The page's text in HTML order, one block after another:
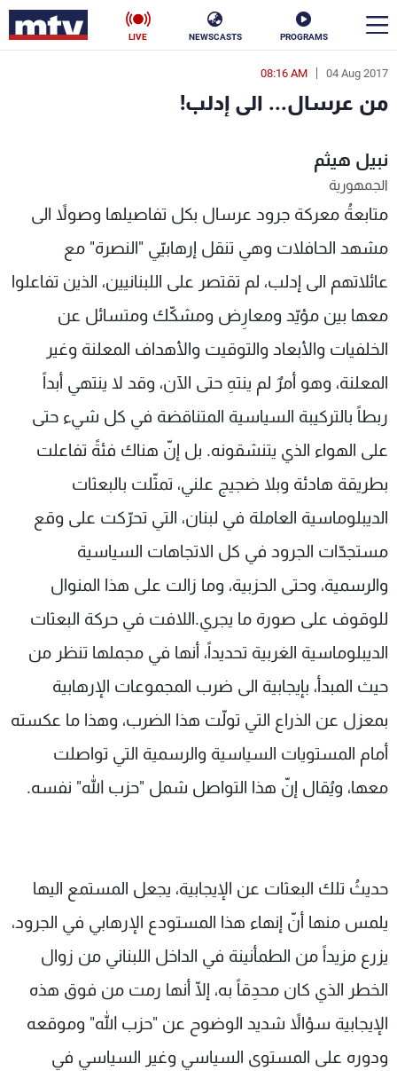
PROGRAMS
NEWSCASTS
LIVE
04 Aug 2017
08:16 AM
من عرسال... الى إدلب!
نبيل هيثم
الجمهورية
متابعةُ معركة جرود عرسال بكل تفاصيلها وصولاً الى
مشهد الحافلات وهي تنقل إرهابيّي "النصرة" مع
عائلاتهم الى إدلب، لم تقتصر على اللبنانيين، الذين تفاعلوا
معها بين مؤيّد ومعارِض ومشكّك ومتسائل عن
الخلفيات والأبعاد والتوقيت والأهداف المعلنة وغير
المعلنة، وهو أمرٌ لم ينتهِ حتى الآن، وقد لا ينتهي أبداً
ربطاً بالتركيبة السياسية المتناقضة في كل شيء حتى
على الهواء الذي يتنشقونه. بل إنّ هناك فئةً تفاعلت
بطريقة هادئة وبلا ضجيج علني، تمثّلت بالبعثات
الديبلوماسية العاملة في لبنان، التي تحرّكت على وقع
مستجدّات الجرود في كل الاتجاهات السياسية
والرسمية، وحتى الحزبية، وما زالت على هذا المنوال
للوقوف على صورة ما يجري.اللافت في حركة البعثات
الديبلوماسية الغربية تحديداً، أنها في مجملها تنظر من
حيث المبدأ، بإيجابية الى ضرب المجموعات الإرهابية
بمعزل عن الذراع التي تولّت هذا الضرب، وهذا ما عكسته
أمام المستويات السياسية والرسمية التي تواصلت
معها، ويُقال إنّ هذا التواصل شمل "حزب الله" نفسه.
حديثُ تلك البعثات عن الإيجابية، يجعل المستمع اليها
يلمس منها أنّ إنهاء هذا المستودع الإرهابي في الجرود،
يزرع مزيداً من الطمأنينة في الداخل اللبناني من زوال
الخطر الذي كان محدِقاً به، إلّا أنها رمت من فوق هذه
الإيجابية سؤالاً شديد الوضوح عن "حزب الله" وموقعه
ودوره على المستوى السياسي وغير السياسي في
en
الأخبار
سياسة
إقتصاد فن
منوعات رياضة
كأس العالم
جدول البرامج
شاهد البرامج
الترددات
الإنـتـاج
وظائف
تواصل معنا
سياسة الخصوصية